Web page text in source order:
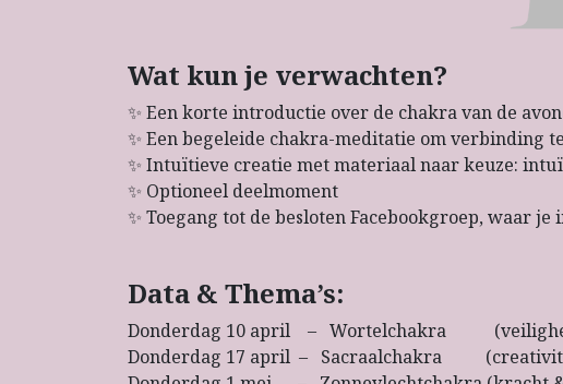
Wat kun je verwachten?
✨ Een korte introductie over de chakra van de
✨ Een begeleide chakra-meditatie om verbinding
✨ Intuïtieve creatie met materiaal naar keuze:
✨ Optioneel deelmoment
✨ Toegang tot de besloten Facebookgroep, waar
Data & Thema’s:
Donderdag 10 april – Wortelchakra
Donderdag 17 april – Sacraalchakra